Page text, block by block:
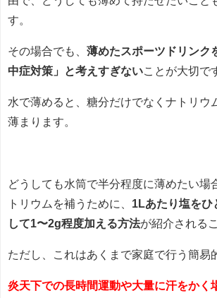
す。
その場合でも、 薄めたスポーツドリンク
中症対策」と考えすぎない ことが大切で
水で薄めると、糖分だけでなくナトリウ
薄まります。
どうしても水筒で半分程度に薄めたい場
トリウムを補うために、 1Lあたり塩をひ
して1〜2g程度加える方法が紹介される
ただし、これはあくまで家庭で行う簡易
炎天下での長時間運動や大量に汗をかく